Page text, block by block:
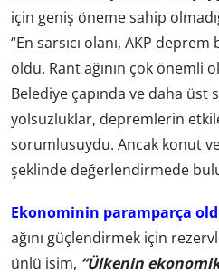
için geniş öneme sahip
“En sarsıcı olanı, AKP
oldu. Rant ağının çok önemli
Belediye çapında ve daha üst
yolsuzluklar, depremlerin
sorumlusuydu. Ancak konut
şeklinde değerlendirmede
Ekonominin paramparça
ağını güçlendirmek için
ünlü isim, “Ülkenin